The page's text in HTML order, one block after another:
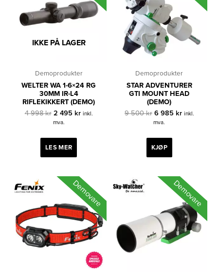
IKKE PÅ LAGER
Demoprodukter
WELTER WA 1-6×24 RG
30MM IR-L4
RIFLEKIKKERT (DEMO)
4 998kr Opprinnelig
pris
4
998 kr.
2 495 krNåværende
inkl.
mva.
LES MER
Demoprodukter
STAR ADVENTURER
GTI MOUNT HEAD
(DEMO)
9 500kr Opprinnelig
pris
9
500 kr.
6 985 krNåværende
inkl.
mva.
KJØP
Demovare Demovare